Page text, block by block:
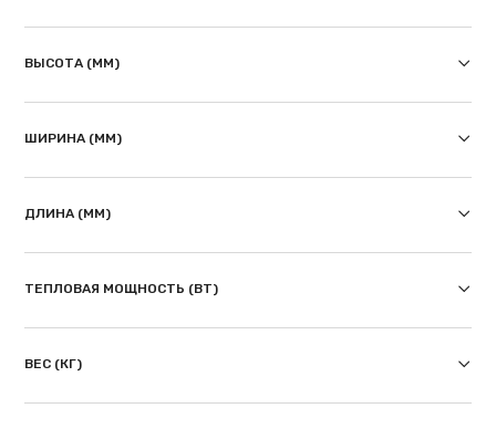
ВЫСОТА (ММ)
ШИРИНА (ММ)
ДЛИНА (ММ)
ТЕПЛОВАЯ МОЩНОСТЬ (ВТ)
ВЕС (КГ)